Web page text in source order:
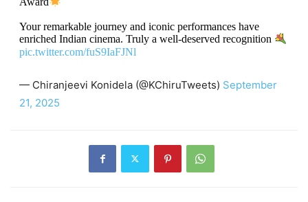
Your remarkable journey and iconic performances have
enriched Indian cinema. Truly a well-deserved recognition
pic.twitter.com/fuS9IaFJNl
— Chiranjeevi Konidela (@KChiruTweets) September
21, 2025